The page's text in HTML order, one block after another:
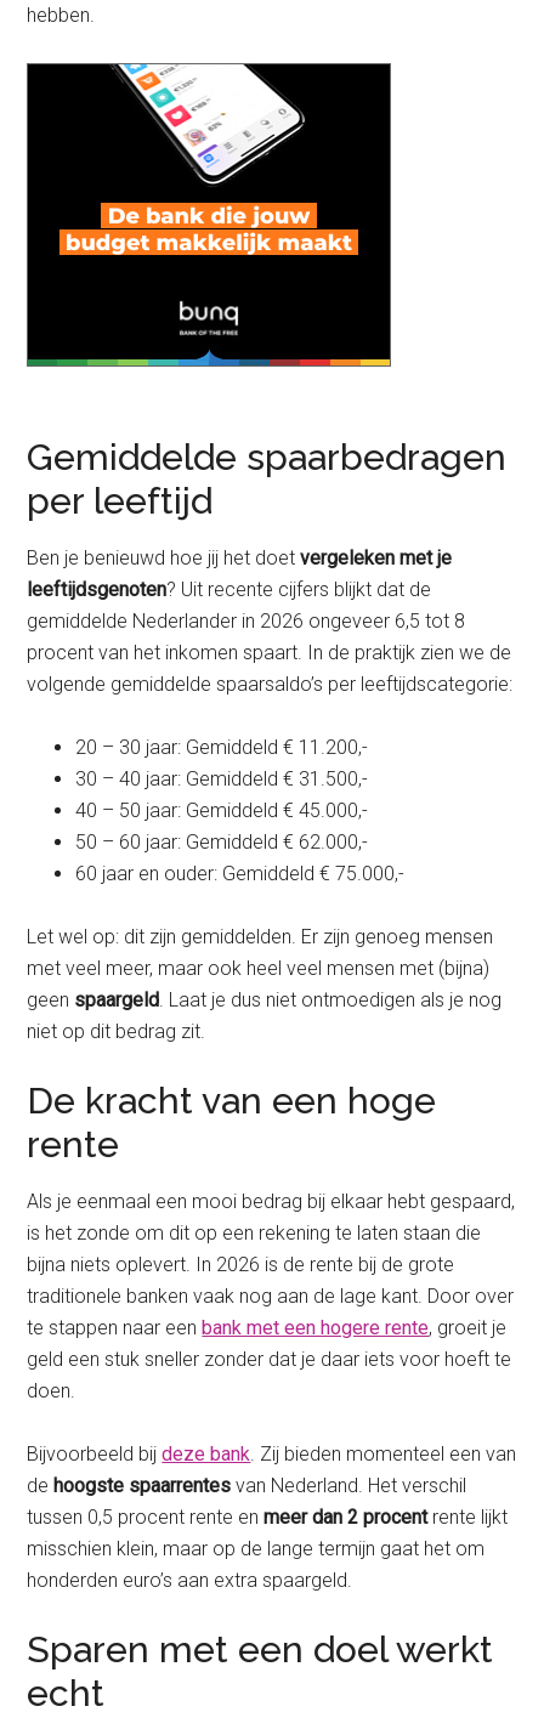
hebben.
Gemiddelde spaarbedragen
per leeftijd
Ben je benieuwd hoe jij het doetvergeleken met je
leeftijdsgenoten? Uit recente cijfers blijkt dat de
gemiddelde Nederlander in 2026 ongeveer 6,5 tot 8
procent van het inkomen spaart. In de praktijk zien we de
volgende gemiddelde spaarsaldo’s per leeftijdscategorie:
20 – 30 jaar: Gemiddeld € 11.200,-
30 – 40 jaar: Gemiddeld € 31.500,-
40 – 50 jaar: Gemiddeld € 45.000,-
50 – 60 jaar: Gemiddeld € 62.000,-
60 jaar en ouder: Gemiddeld € 75.000,-
Let wel op: dit zijn gemiddelden. Er zijn genoeg mensen
met veel meer, maar ook heel veel mensen met (bijna)
geen spaargeld. Laat je dus niet ontmoedigen als je nog
niet op dit bedrag zit.
De kracht van een hoge
rente
Als je eenmaal een mooi bedrag bij elkaar hebt gespaard,
is het zonde om dit op een rekening te laten staan die
bijna niets oplevert. In 2026 is de rente bij de grote
traditionele banken vaak nog aan de lage kant. Door over
te stappen naar een bank met een hogere rente, groeit je
geld een stuk sneller zonder dat je daar iets voor hoeft te
doen.
Bijvoorbeeld bijdeze bank. Zij bieden momenteel een van
de hoogste spaarrentesvan Nederland. Het verschil
tussen 0,5 procent rente enmeer dan 2 procentrente lijkt
misschien klein, maar op de lange termijn gaat het om
honderden euro’s aan extra spaargeld.
Sparen met een doel werkt
echt